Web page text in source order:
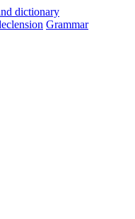
Grammar